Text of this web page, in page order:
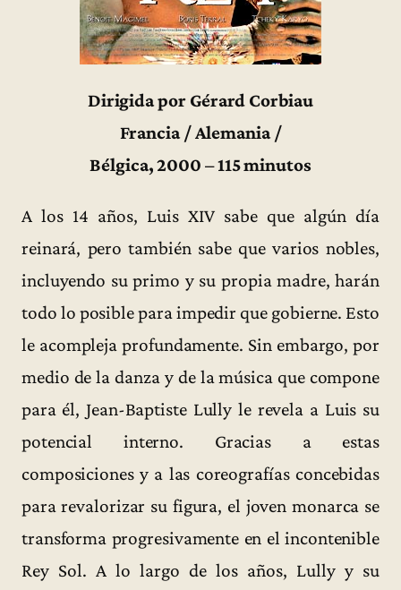
Dirigida por Gérard Corbiau
Francia / Alemania /
Bélgica, 2000 – 115 minutos
A los 14 años, Luis XIV sabe que algún día
reinará, pero también sabe que varios nobles,
incluyendo su primo y su propia madre, harán
todo lo posible para impedir que gobierne. Esto
le acompleja profundamente. Sin embargo, por
medio de la danza y de la música que compone
para él, Jean-Baptiste Lully le revela a Luis su
potencial interno. Gracias a estas
composiciones y a las coreografías concebidas
para revalorizar su figura, el joven monarca se
transforma progresivamente en el incontenible
Rey Sol. A lo largo de los años, Lully y su